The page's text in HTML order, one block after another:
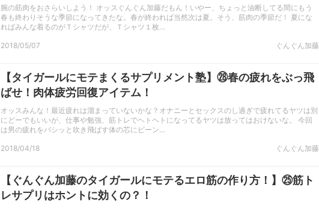
腕の筋肉をおさらいしよう！ オッスぐんぐん加藤だもん！いやー、ちょっと油断してる間にもう
春も終わりそうな季節になってきたな。春が終われば当然次は夏。そう、筋肉の季節だ！ 夏にな
ればみんな着るのがＴシャツだが、Ｔシャツ１枚…
2018/05/07 ぐんぐん加藤
【タイガールにモテまくるサプリメント塾】㉘春の疲れをぶっ飛
ばせ！肉体疲労回復アイテム！
オッスみんな！最近疲れは溜まっていないかな？オナニーとセックスのし過ぎで疲れてるヤツは別
にどーでもいいが、仕事や勉強、筋トレでヘトヘトになってるヤツは放ってはおけないな。 今回
は男の疲れをバシッと吹き飛ばす体の芯にビーン…
2018/04/18 ぐんぐん加藤
【ぐんぐん加藤のタイガールにモテるエロ筋の作り方！】㉕筋ト
レサプリはホントに効くの？！